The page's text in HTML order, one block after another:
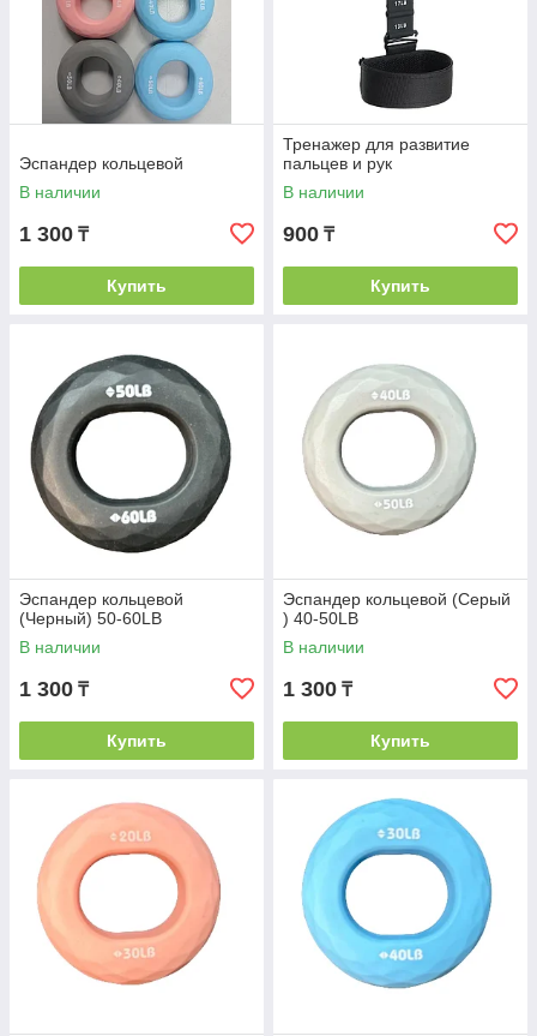
Эспандер кольцевой
В наличии
1 300 ₸
Купить
Тренажер для развитие
пальцев и рук
В наличии
900 ₸
Купить
Эспандер кольцевой
(Черный) 50-60LB
В наличии
1 300 ₸
Купить
Эспандер кольцевой (Серый
) 40-50LB
В наличии
1 300 ₸
Купить